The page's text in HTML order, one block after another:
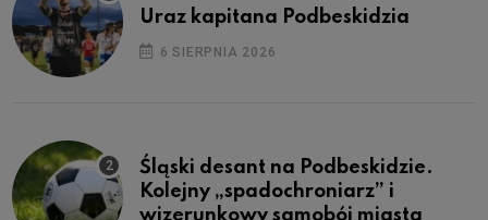
Uraz kapitana Podbeskidzia
6 SIERPNIA 2026
Śląski desant na Podbeskidzie.
Kolejny „spadochroniarz” i
wizerunkowy samobój miasta